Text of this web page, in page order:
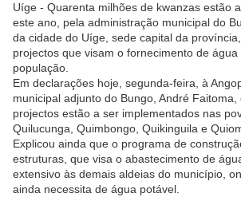
Uíge - Quarenta milhões de kwanzas estão
este ano, pela administração municipal do
da cidade do Uíge, sede capital da
projectos que visam o fornecimento de água
população.
Em declarações hoje, segunda-feira, à
municipal adjunto do Bungo, André Faitoma,
projectos estão a ser implementados nas
Quilucunga, Quimbongo, Quikinguila e
Explicou ainda que o programa de
estruturas, que visa o abastecimento de
extensivo às demais aldeias do município,
ainda necessita de água potável.